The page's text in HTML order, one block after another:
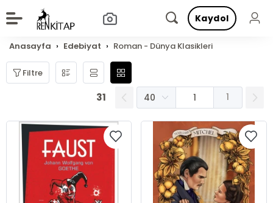
Kaydol
Anasayfa Edebiyat Roman - Dünya Klasikleri
Filtre
31 1